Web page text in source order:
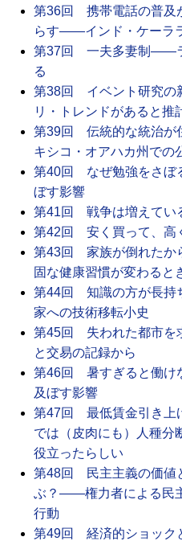
第36回 携帯電話の普及
らす――インド・ケーラ
第37回 一夫多妻制――
る
第38回 イベント研究
リ・トレンドがあると推
第39回 伝統的な統治が
キシコ・オアハカ州での
第40回 なぜ勉強をさぼ
ぼす影響
第41回 戦争は増えてい
第42回 安く買って、高
第43回 家族が倒れた
固な健康習慣が変わると
第44回 知識の方が長持
家への技術移転小史
第45回 失われた都市を
と交易の記録から
第46回 暑すぎると働け
及ぼす影響
第47回 最低賃金引き上
では（皮肉にも）人種分
役立ったらしい
第48回 民主主義の価値
ぶ？――権力者による民
行動
第49回 経済的ショック